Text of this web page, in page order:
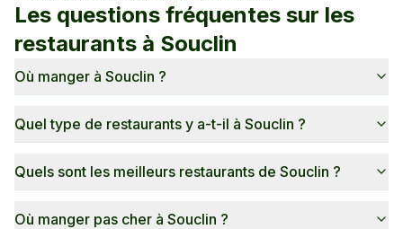
Les questions fréquentes sur les
restaurants à Souclin
Où manger à Souclin ?
Quel type de restaurants y a-t-il à Souclin ?
Quels sont les meilleurs restaurants de Souclin ?
Où manger pas cher à Souclin ?